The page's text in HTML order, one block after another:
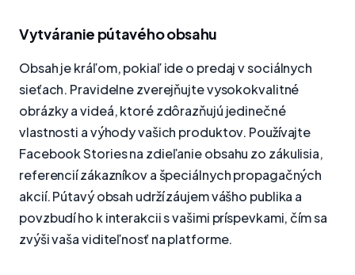
Vytváranie pútavého obsahu
Obsah je kráľom, pokiaľ ide o predaj v sociálnych
sieťach. Pravidelne zverejňujte vysokokvalitné
obrázky a videá, ktoré zdôrazňujú jedinečné
vlastnosti a výhody vašich produktov. Používajte
Facebook Stories na zdieľanie obsahu zo zákulisia,
referencií zákazníkov a špeciálnych propagačných
akcií. Pútavý obsah udrží záujem vášho publika a
povzbudí ho k interakcii s vašimi príspevkami, čím sa
zvýši vaša viditeľnosť na platforme.